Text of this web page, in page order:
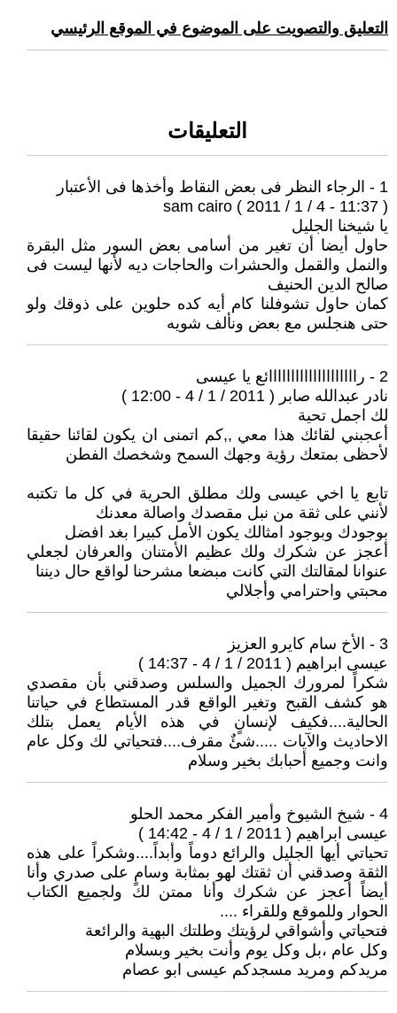
التعليق والتصويت على الموضوع في الموقع الرئيسي
التعليقات
1 - الرجاء النظر فى بعض النقاط وأخذها فى الأعتبار
sam cairo ( 2011 / 1 / 4 - 11:37 )
يا شيخنا الجليل
حاول أيضا أن تغير من أسامى بعض السور مثل البقرة
والنمل والقمل والحشرات والحاجات ديه لأنها ليست فى
صالح الدين الحنيف
كمان حاول تشوفلنا كام أيه كده حلوين على ذوقك ولو
حتى هنجلس مع بعض ونألف شويه
2 - راااااااااااااااااااائع يا عيسى
نادر عبدالله صابر ( 2011 / 1 / 4 - 12:00 )
لك اجمل تحية
أعجبني لقائك هذا معي ,,كم اتمنى ان يكون لقائنا حقيقا
لأحظى بمتعك رؤية وجهك السمح وشخصك الفطن
تابع يا اخي عيسى ولك مطلق الحرية في كل ما تكتبه
لأنني على ثقة من نبل مقصدك واصالة معدنك
بوجودك وبوجود امثالك يكون الأمل كبيرا بغد افضل
أعجز عن شكرك ولك عظيم الأمتنان والعرفان لجعلي
عنوانا لمقالتك التي كانت مبضعا مشرحنا لواقع حال ديننا
محبتي واحترامي وأجلالي
3 - الأخ سام كايرو العزيز
عيسى ابراهيم ( 2011 / 1 / 4 - 14:37 )
شكراً لمرورك الجميل والسلس وصدقني بأن مقصدي
هو كشف القبح وتغير الواقع قدر المستطاع في حياتنا
الحالية....فكيف لإنسانٍ في هذه الأيام يعمل بتلك
الاحاديث والآيات .....شئٌ مقرف....فتحياتي لك وكل عام
وانت وجميع أحبابك بخير وسلام
4 - شيخ الشيوخ وأمير الفكر محمد الحلو
عيسى ابراهيم ( 2011 / 1 / 4 - 14:42 )
تحياتي أيها الجليل والرائع دوماً وأبداً....وشكراً على هذه
الثقة وصدقني أن ثقتك لهو بمثابة وسامٍ على صدري وأنا
أيضاً أعجز عن شكرك وأنا ممتن لك ولجميع الكتاب
الحوار وللموقع وللقراء ....
فتحياتي وأشواقي لرؤيتك وطلتك البهية والرائعة
وكل عام ،بل وكل يوم وأنت بخير وبسلام
مريدكم ومريد مسجدكم عيسى ابو عصام